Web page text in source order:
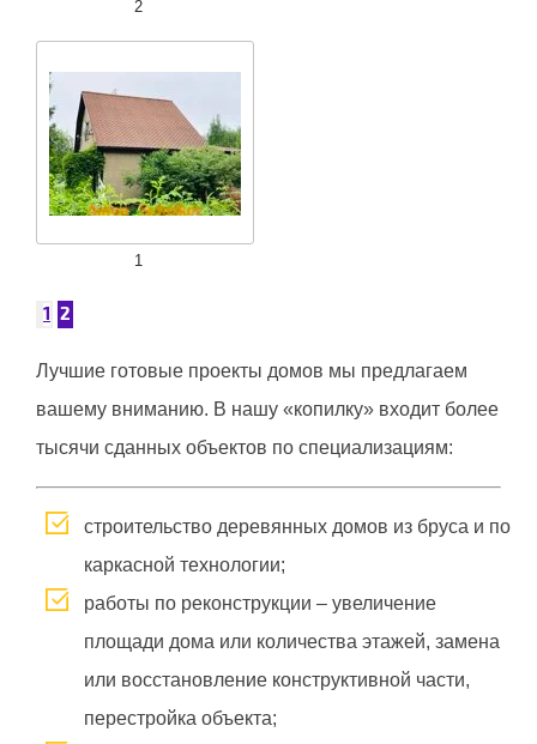
2
1
1 2
Лучшие готовые проекты домов мы предлагаем
вашему вниманию. В нашу «копилку» входит более
тысячи сданных объектов по специализациям:
строительство деревянных домов из бруса и по
каркасной технологии;
работы по реконструкции – увеличение
площади дома или количества этажей, замена
или восстановление конструктивной части,
перестройка объекта;